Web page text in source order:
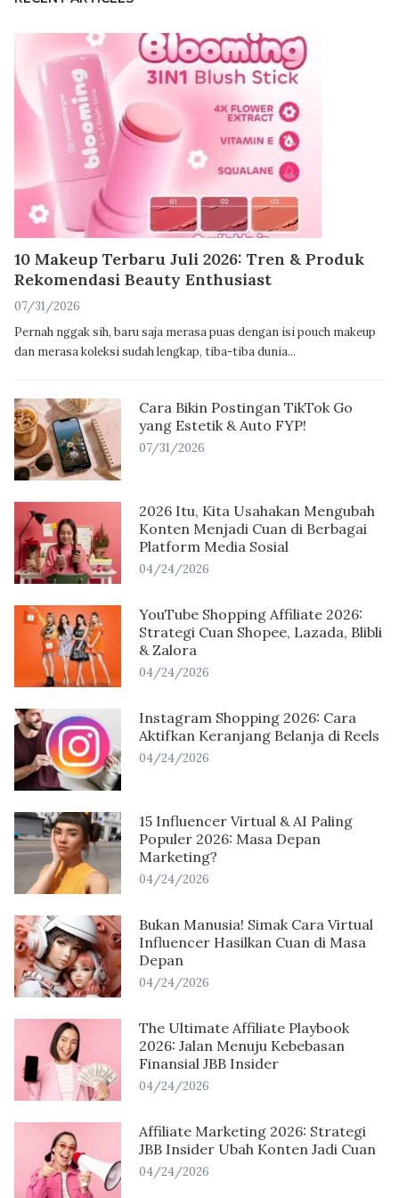
10 Makeup Terbaru Juli 2026: Tren & Produk
Rekomendasi Beauty Enthusiast
07/31/2026
Pernah nggak sih, baru saja merasa puas dengan isi pouch makeup
dan merasa koleksi sudah lengkap, tiba-tiba dunia...
Cara Bikin Postingan TikTok Go
yang Estetik & Auto FYP!
07/31/2026
2026 Itu, Kita Usahakan Mengubah
Konten Menjadi Cuan di Berbagai
Platform Media Sosial
04/24/2026
YouTube Shopping Affiliate 2026:
Strategi Cuan Shopee, Lazada, Blibli
& Zalora
04/24/2026
Instagram Shopping 2026: Cara
Aktifkan Keranjang Belanja di Reels
04/24/2026
15 Influencer Virtual & AI Paling
Populer 2026: Masa Depan
Marketing?
04/24/2026
Bukan Manusia! Simak Cara Virtual
Influencer Hasilkan Cuan di Masa
Depan
04/24/2026
The Ultimate Affiliate Playbook
2026: Jalan Menuju Kebebasan
Finansial JBB Insider
04/24/2026
Affiliate Marketing 2026: Strategi
JBB Insider Ubah Konten Jadi Cuan
04/24/2026